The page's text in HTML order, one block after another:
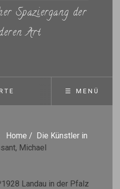
Spaziergang der
Art
☰ MENÜ
Home / Die Künstler in
Michael
Landau in der Pfalz